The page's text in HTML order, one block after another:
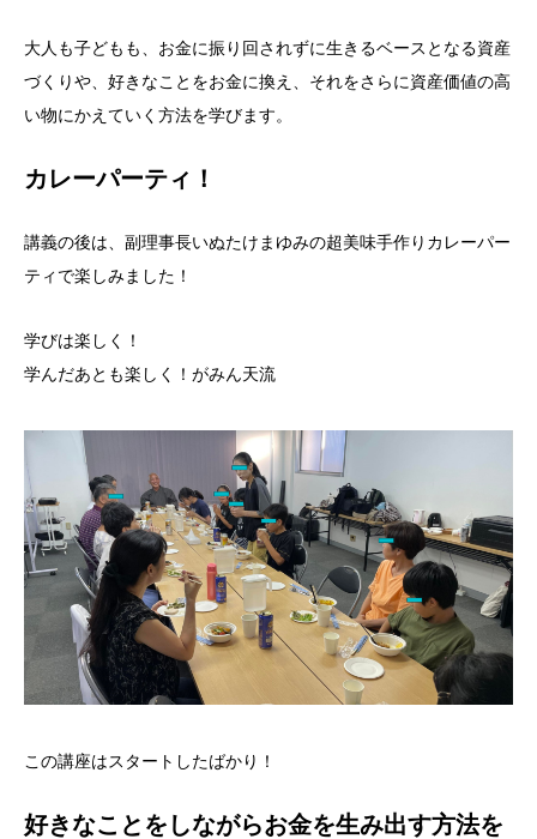
大人も子どもも、お金に振り回されずに生きるベースとなる資産
づくりや、好きなことをお金に換え、それをさらに資産価値の高
い物にかえていく方法を学びます。
カレーパーティ！
講義の後は、副理事長いぬたけまゆみの超美味手作りカレーパー
ティで楽しみました！
学びは楽しく！
学んだあとも楽しく！がみん天流
この講座はスタートしたばかり！
好きなことをしながらお金を生み出す方法を